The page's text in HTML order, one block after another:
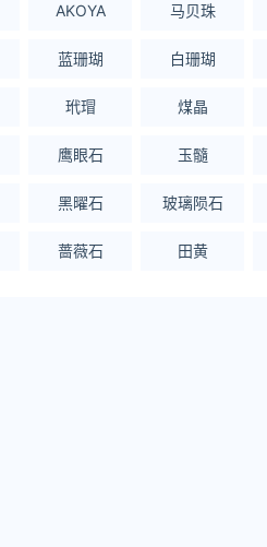
AKOYA 马贝珠
蓝珊瑚 白珊瑚
玳瑁 煤晶
鹰眼石 玉髓
黑曜石 玻璃陨石
蔷薇石 田黄